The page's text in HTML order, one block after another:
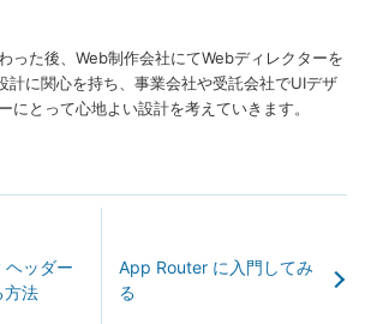
った後、Web制作会社にてWebディレクターを
計に関心を持ち、事業会社や受託会社でUIデザ
にとって心地よい設計を考えていきます。
ッダー
方法
App Router に入門してみ
る